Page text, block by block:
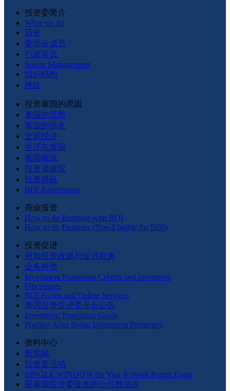
投资委简介
What we do
历史
委员会成员
行政官员
Senior Management
组织结构
地址
投资泰国的原因
泰国的优势
泰国的排名
宏观经济
生活在泰国
泰国概况
投资者建议
投资商机
BOI Advertorials
商业投资
How to do Business with BOI
How to do Business (Non-Eligible for BOI)
投资促进
附加投资政策与促进措施
业务种类
Investment Promotion Criteria and Incentives
Procedures
BOI Forms and Online Services
泰国投资促进委员会公告
Investment Promotion Guide
Practice After Being Investment Promotion
资料中心
新闻稿
投资委活动
SINGLE WINDOW for Visa & Work Permit Event
获泰国投资委批准的公司数据库